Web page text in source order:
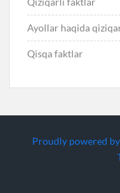
Ayollar haqida
Qisqa faktlar
Proudly powered